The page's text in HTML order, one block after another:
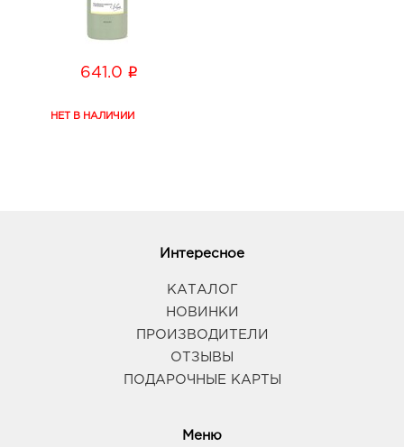
641.0 i
Интересное
КАТАЛОГ
НОВИНКИ
ПРОИЗВОДИТЕЛИ
ОТЗЫВЫ
ПОДАРОЧНЫЕ КАРТЫ
Меню